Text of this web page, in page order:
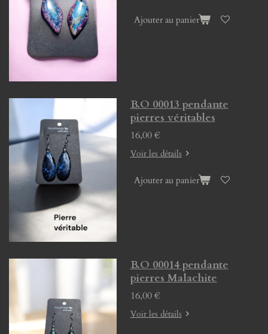
Ajouter au panier
B.O 00013 pendante
pierres véritables
16,00 €
Voir les détails
Ajouter au panier
B.O 00014 pendante
pierres Malachite
16,00 €
Voir les détails